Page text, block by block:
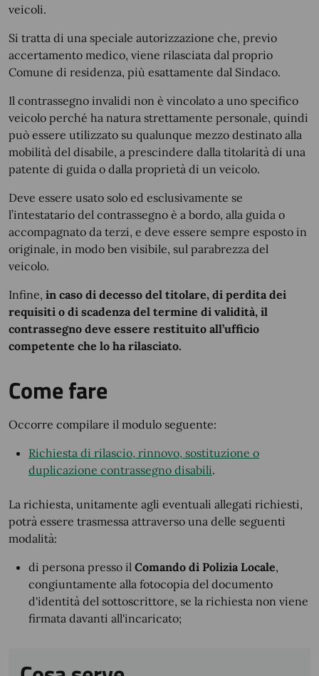
veicoli.
Si tratta di una speciale autorizzazione che, previo
accertamento medico, viene rilasciata dal proprio
Comune di residenza, più esattamente dal Sindaco.
Il contrassegno invalidi non è vincolato a uno specifico
veicolo perché ha natura strettamente personale, quindi
può essere utilizzato su qualunque mezzo destinato alla
mobilità del disabile, a prescindere dalla titolarità di una
patente di guida o dalla proprietà di un veicolo.
Deve essere usato solo ed esclusivamente se
l’intestatario del contrassegno è a bordo, alla guida o
accompagnato da terzi, e deve essere sempre esposto in
originale, in modo ben visibile, sul parabrezza del
veicolo.
Infine, in caso di decesso del titolare, di perdita dei
requisiti o di scadenza del termine di validità, il
contrassegno deve essere restituito all’ufficio
competente che lo ha rilasciato.
Come fare
Occorre compilare il modulo seguente:
Richiesta di rilascio, rinnovo, sostituzione o
duplicazione contrassegno disabili.
La richiesta, unitamente agli eventuali allegati richiesti,
potrà essere trasmessa attraverso una delle seguenti
modalità:
di persona presso il Comando di Polizia Locale,
congiuntamente alla fotocopia del documento
d'identità del sottoscrittore, se la richiesta non viene
firmata davanti all'incaricato;